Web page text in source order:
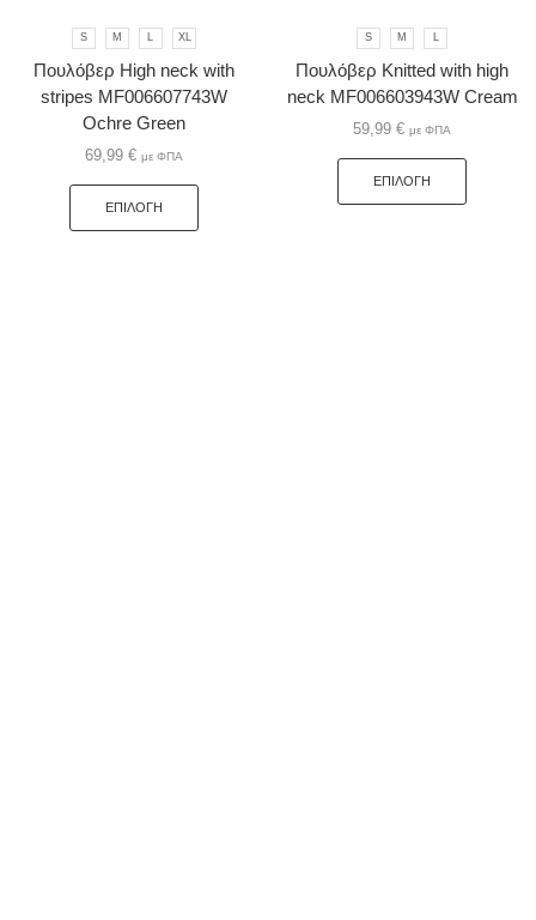
S M L XL
Πουλόβερ High neck with
stripes MF006607743W
Ochre Green
69,99 € με ΦΠΑ
ΕΠΙΛΟΓΉ
S M L
Πουλόβερ Knitted with high
neck MF006603943W Cream
59,99 € με ΦΠΑ
ΕΠΙΛΟΓΉ